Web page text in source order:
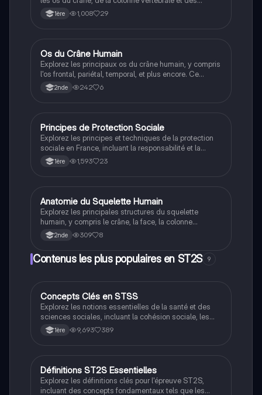
membres. Ce résumé couvre les principales
structures osseuses, telles que la mandibule, les
composition du système musculo-squelettique.
1ère 1,008 29
SVT
Os du Crâne Humain
Explorez les principaux os du crâne humain, y compris
l'os frontal, pariétal, temporal, et plus encore. Ce
résumé détaillé couvre l'anatomie squelettique
essentielle pour les étudiants en biologie et médecine.
2nde 242 6
ST2S
Principes de Protection Sociale
Explorez les principes et techniques de la protection
sociale en France, incluant la responsabilité et la
solidarité. Cette fiche de révision présente des
définitions, des exemples concrets, et des questions
systèmes de protection sociale.
1ère 1,593 23
SVT
Anatomie du Squelette Humain
Explorez les principales structures du squelette
humain, y compris le crâne, la face, la colonne
vertébrale, la ceinture pelvienne, ainsi que les os des
membres supérieurs et inférieurs. Ce résumé couvre
différentes sections de la colonne vertébrale, offrant
2nde 309 8
Contenus les plus populaires en ST2S 9
ST2S
Concepts Clés en STSS
Explorez les notions essentielles de la santé et des
sciences sociales, incluant la cohésion sociale, les
inégalités de santé, et les déterminants sociaux. Ce
résumé couvre les définitions et les enjeux liés à la
première et terminale.
1ère 9,693 389
ST2S
Définitions ST2S Essentielles
Explorez les définitions clés pour l'épreuve ST2S,
incluant des concepts fondamentaux tels que les